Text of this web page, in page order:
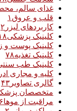
غذای سالم،
قلب و عروق ۱
کاربردهای لیزر ۲
کلینیک پزشکی
کلینیک پوست و
کلینیک تغذیه۷۸
کلینیک طب
کلیه و مجاری
گالری تصاویر ۴۳
متخصصان
مراقبت از موها